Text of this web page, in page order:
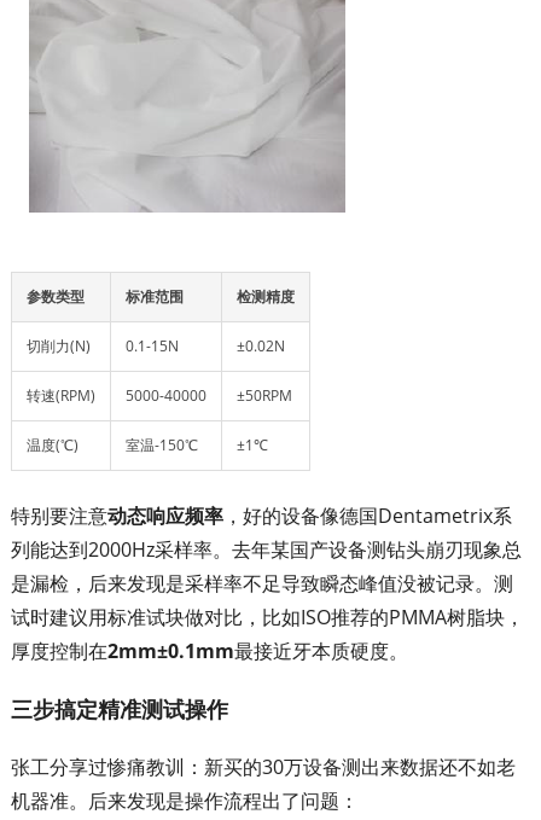
参数类型 标准范围 检测精度
切削力(N) 0.1-15N ±0.02N
转速(RPM) 5000-40000 ±50RPM
温度(℃) 室温-150℃ ±1℃
特别要注意动态响应频率，好的设备像德国Dentametrix系
列能达到2000Hz采样率。去年某国产设备测钻头崩刃现象总
是漏检，后来发现是采样率不足导致瞬态峰值没被记录。测
试时建议用标准试块做对比，比如ISO推荐的PMMA树脂块，
厚度控制在2mm±0.1mm最接近牙本质硬度。
三步搞定精准测试操作
张工分享过惨痛教训：新买的30万设备测出来数据还不如老
机器准。后来发现是操作流程出了问题：